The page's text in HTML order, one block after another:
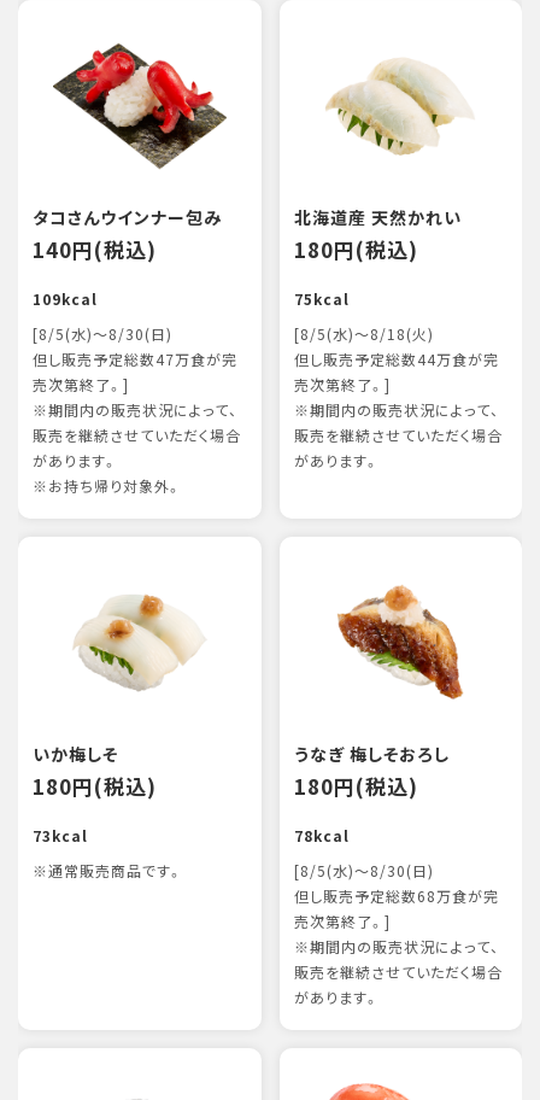
タコさんウインナー包み
140円(税込)
109kcal
[8/5(水)～8/30(日)
但し販売予定総数47万食が完
売次第終了。]
※期間内の販売状況によって、
販売を継続させていただく場合
があります。
※お持ち帰り対象外。
北海道産 天然かれい
180円(税込)
75kcal
[8/5(水)～8/18(火)
但し販売予定総数44万食が完
売次第終了。]
※期間内の販売状況によって、
販売を継続させていただく場合
があります。
いか梅しそ
180円(税込)
73kcal
※通常販売商品です。
うなぎ 梅しそおろし
180円(税込)
78kcal
[8/5(水)～8/30(日)
但し販売予定総数68万食が完
売次第終了。]
※期間内の販売状況によって、
販売を継続させていただく場合
があります。